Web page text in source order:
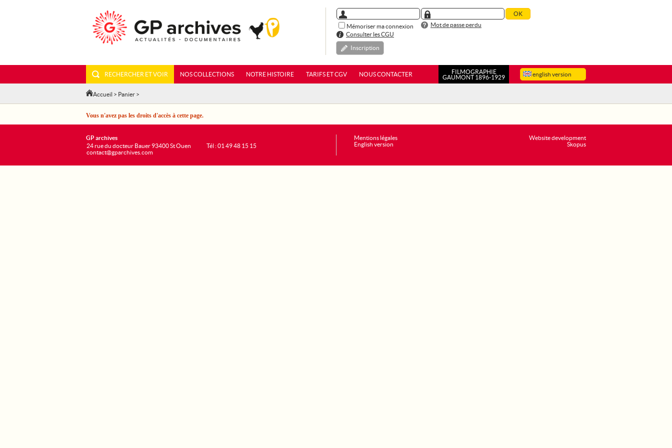
Mémoriser ma connexion
Mot de passe perdu
Consulter les CGU
Inscription
english version
RECHERCHER ET VOIR NOS COLLECTIONS NOTRE HISTOIRE TARIFS ET CGV NOUS CONTACTER
FILMOGRAPHIE
GAUMONT 1896-1929
Accueil > Panier >
Vous n'avez pas les droits d'accès à cette page.
Website development
Skopus
GP archives
24 rue du docteur Bauer 93400 St Ouen
contact@gparchives.com
Tél : 01 49 48 15 15
Mentions légales
English version